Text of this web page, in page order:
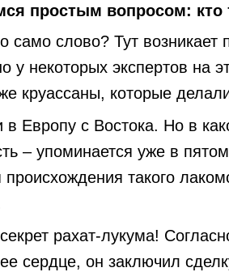
простым вопросом: кто
само слово? Тут
у некоторых экспертов на
круассаны, которые
Европу с Востока. Но в
– упоминается уже в
такого
рахат-лукума!
сердце, он заключил